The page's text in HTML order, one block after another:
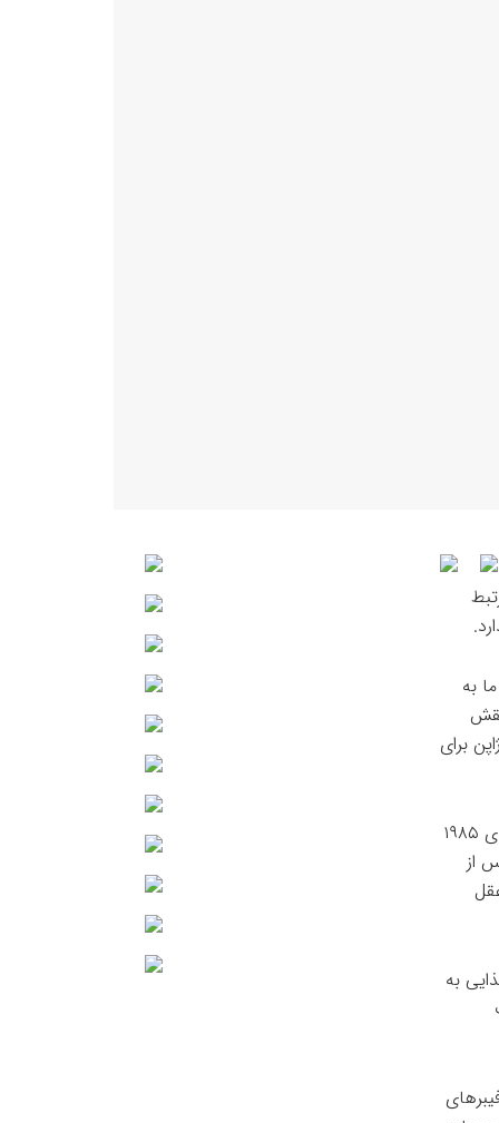
به
برای
شرکت‌کنندگان نظرسنجی‌هایی را تکمیل کردند که رژیم غذایی آنان را بین سال‌های ۱۹۸۵
سپس از
غذایی به